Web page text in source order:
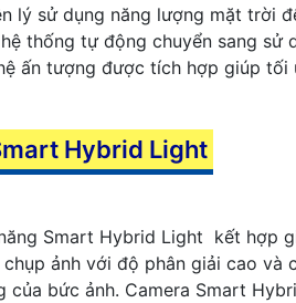
lý sử dụng năng lượng mặt trời
thống tự động chuyển sang
ấn tượng được tích hợp giúp
Hybrid Light
Smart Hybrid Light kết hợp
ảnh với độ phân giải cao
bức ảnh. Camera Smart